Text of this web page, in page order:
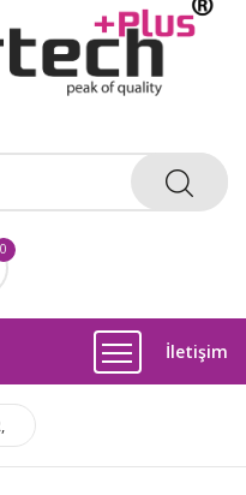
0
İletişim